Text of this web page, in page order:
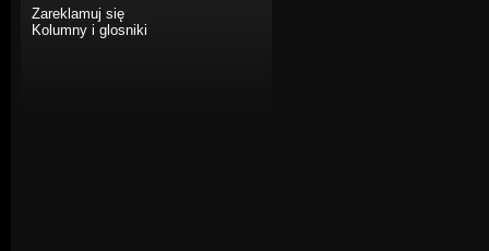
Zareklamuj się
Kolumny i glosniki